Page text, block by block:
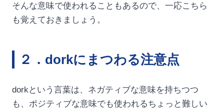
そんな意味で使われることもあるので、一応こちら
も覚えておきましょう。
２．dorkにまつわる注意点
dorkという言葉は、ネガティブな意味を持ちつつ
も、ポジティブな意味でも使われるちょっと難しい